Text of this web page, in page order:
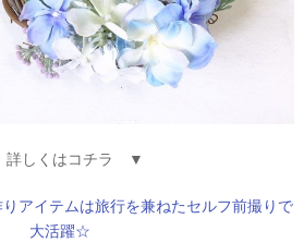
しくはコチラ ▼
アイテムは旅行を兼ねたセルフ前撮りで
大活躍☆